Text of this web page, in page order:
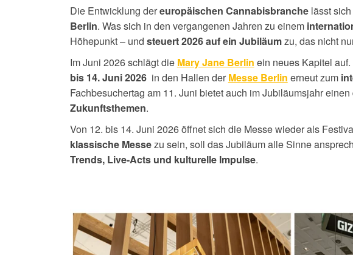
Die Entwicklung dereuropäischen Cannabisbranchelässt sich
Berlin. Was sich in den vergangenen Jahren zu einem
Höhepunkt – und steuert 2026 auf ein Jubiläumzu, das nicht
Im Juni 2026 schlägt die Mary Jane Berlin ein neues Kapitel
bis 14. Juni 2026in den Hallen derMesse Berlin erneut zum
Fachbesuchertag am 11. Juni bietet auch im Jubiläumsjahr einen
Zukunftsthemen.
Von 12. bis 14. Juni 2026 öffnet sich die Messe wieder als
klassische Messezu sein, soll das Jubiläum alle Sinne
Trends, Live-Acts und kulturelle Impulse.